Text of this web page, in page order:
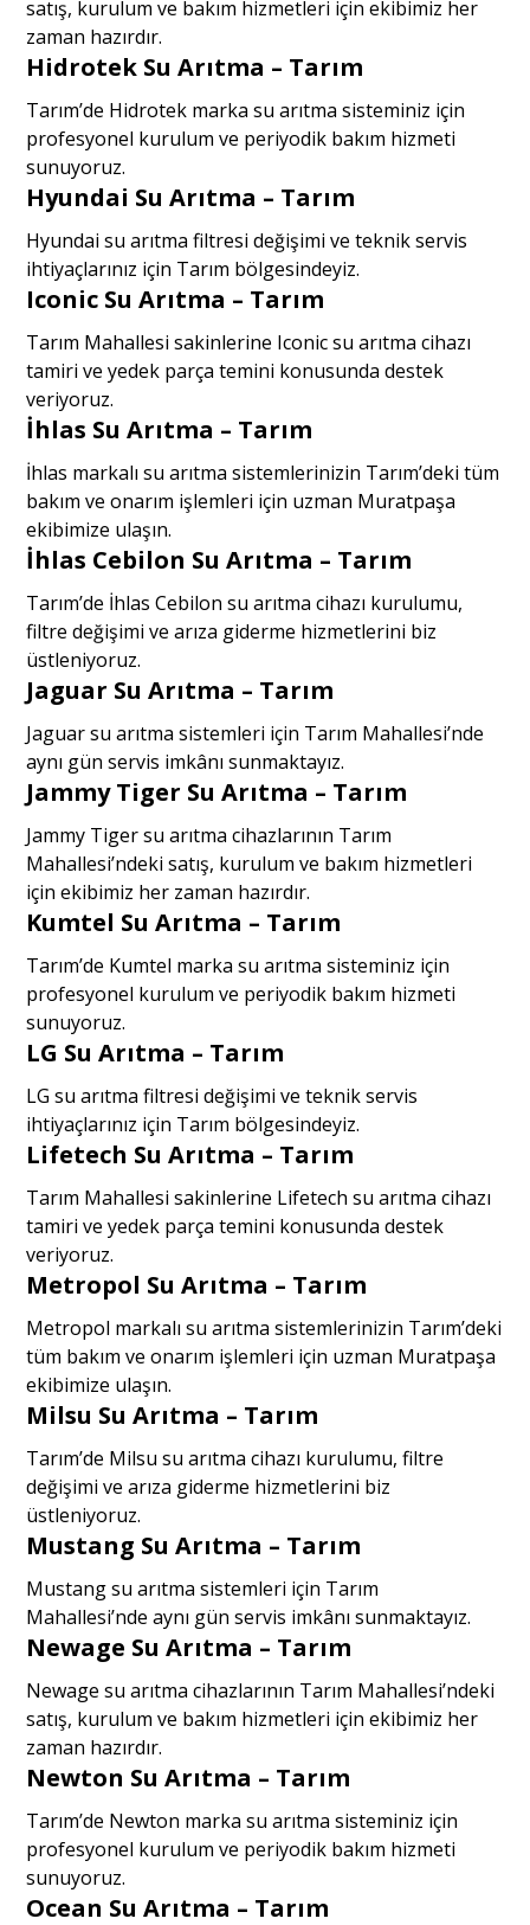
satış, kurulum ve bakım hizmetleri için ekibimiz her
zaman hazırdır.
Hidrotek Su Arıtma – Tarım
Tarım’de Hidrotek marka su arıtma sisteminiz için
profesyonel kurulum ve periyodik bakım hizmeti
sunuyoruz.
Hyundai Su Arıtma – Tarım
Hyundai su arıtma filtresi değişimi ve teknik servis
ihtiyaçlarınız için Tarım bölgesindeyiz.
Iconic Su Arıtma – Tarım
Tarım Mahallesi sakinlerine Iconic su arıtma cihazı
tamiri ve yedek parça temini konusunda destek
veriyoruz.
İhlas Su Arıtma – Tarım
İhlas markalı su arıtma sistemlerinizin Tarım’deki tüm
bakım ve onarım işlemleri için uzman Muratpaşa
ekibimize ulaşın.
İhlas Cebilon Su Arıtma – Tarım
Tarım’de İhlas Cebilon su arıtma cihazı kurulumu,
filtre değişimi ve arıza giderme hizmetlerini biz
üstleniyoruz.
Jaguar Su Arıtma – Tarım
Jaguar su arıtma sistemleri için Tarım Mahallesi’nde
aynı gün servis imkânı sunmaktayız.
Jammy Tiger Su Arıtma – Tarım
Jammy Tiger su arıtma cihazlarının Tarım
Mahallesi’ndeki satış, kurulum ve bakım hizmetleri
için ekibimiz her zaman hazırdır.
Kumtel Su Arıtma – Tarım
Tarım’de Kumtel marka su arıtma sisteminiz için
profesyonel kurulum ve periyodik bakım hizmeti
sunuyoruz.
LG Su Arıtma – Tarım
LG su arıtma filtresi değişimi ve teknik servis
ihtiyaçlarınız için Tarım bölgesindeyiz.
Lifetech Su Arıtma – Tarım
Tarım Mahallesi sakinlerine Lifetech su arıtma cihazı
tamiri ve yedek parça temini konusunda destek
veriyoruz.
Metropol Su Arıtma – Tarım
Metropol markalı su arıtma sistemlerinizin Tarım’deki
tüm bakım ve onarım işlemleri için uzman Muratpaşa
ekibimize ulaşın.
Milsu Su Arıtma – Tarım
Tarım’de Milsu su arıtma cihazı kurulumu, filtre
değişimi ve arıza giderme hizmetlerini biz
üstleniyoruz.
Mustang Su Arıtma – Tarım
Mustang su arıtma sistemleri için Tarım
Mahallesi’nde aynı gün servis imkânı sunmaktayız.
Newage Su Arıtma – Tarım
Newage su arıtma cihazlarının Tarım Mahallesi’ndeki
satış, kurulum ve bakım hizmetleri için ekibimiz her
zaman hazırdır.
Newton Su Arıtma – Tarım
Tarım’de Newton marka su arıtma sisteminiz için
profesyonel kurulum ve periyodik bakım hizmeti
sunuyoruz.
Ocean Su Arıtma – Tarım